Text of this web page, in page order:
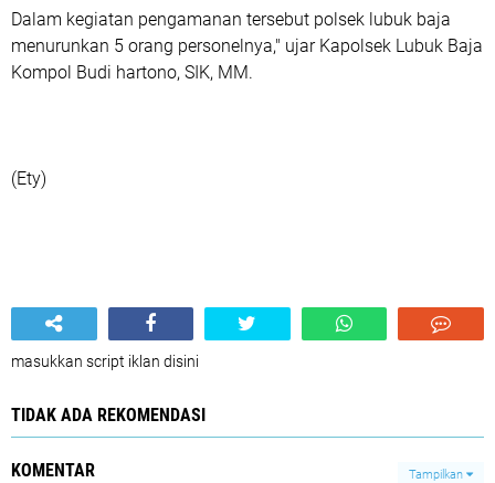
Dalam kegiatan pengamanan tersebut polsek lubuk baja
menurunkan 5 orang personelnya," ujar Kapolsek Lubuk Baja
Kompol Budi hartono, SIK, MM.
(Ety)
masukkan script iklan disini
TIDAK ADA REKOMENDASI
KOMENTAR Tampilkan